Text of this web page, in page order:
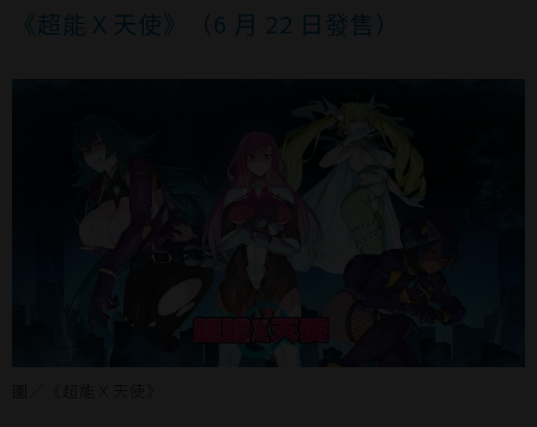
《超能Ｘ天使》（6 月 22 日發售）